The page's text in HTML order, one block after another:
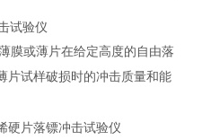
试验仪
膜或薄片在给定高度的自由落
片试样破损时的冲击质量和能